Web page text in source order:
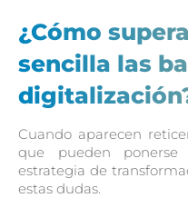
¿Cómo
sencilla las
Cuando aparecen
que pueden
estrategia de
estas dudas.